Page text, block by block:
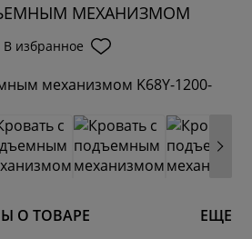
МЕХАНИЗМОМ
В избранное
О ТОВАРЕ ЕЩЕ